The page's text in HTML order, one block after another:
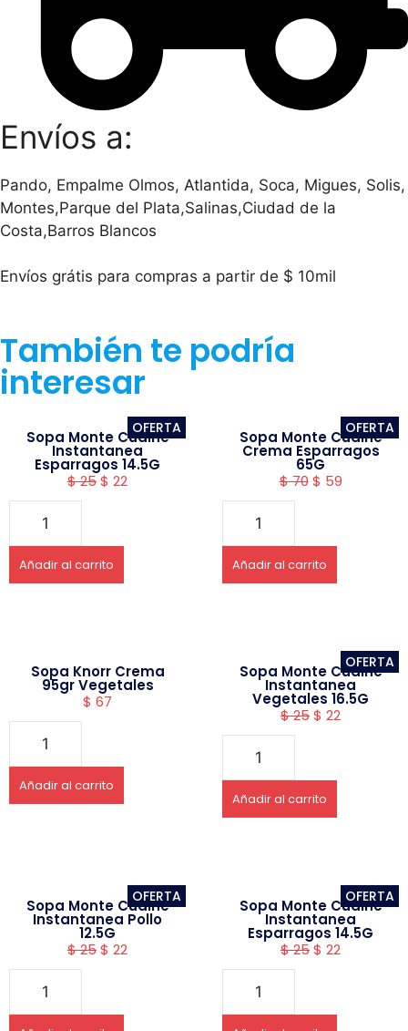
Envíos a:
Pando, Empalme Olmos, Atlantida, Soca, Migues, Solis,
Montes,Parque del Plata,Salinas,Ciudad de la
Costa,Barros Blancos
Envíos grátis para compras a partir de $ 10mil
También te podría
interesar
OFERTA
Sopa Monte Cudine
Instantanea
Esparragos 14.5G
$25$ 22
Añadir al carrito
OFERTA
Sopa Monte Cudine
Crema Esparragos
65G
$70 $ 59
Añadir al carrito
Sopa Knorr Crema
95gr Vegetales
$ 67
Añadir al carrito
OFERTA
Sopa Monte Cudine
Instantanea
Vegetales 16.5G
$25$ 22
Añadir al carrito
OFERTA
Sopa Monte Cudine
Instantanea Pollo
12.5G
$25$ 22
OFERTA
Sopa Monte Cudine
Instantanea
Esparragos 14.5G
$25$ 22